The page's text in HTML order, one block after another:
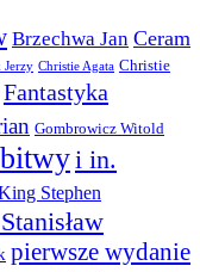
Brzechwa Jan Ceram
Jerzy Christie Agata Christie
Fantastyka
Gombrowicz Witold
i in.
Stephen
pierwsze wydanie